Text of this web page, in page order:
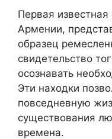
Первая
Армении,
образец
свидетельство
осознавать
Эти находки
повседневную
существования
времена.